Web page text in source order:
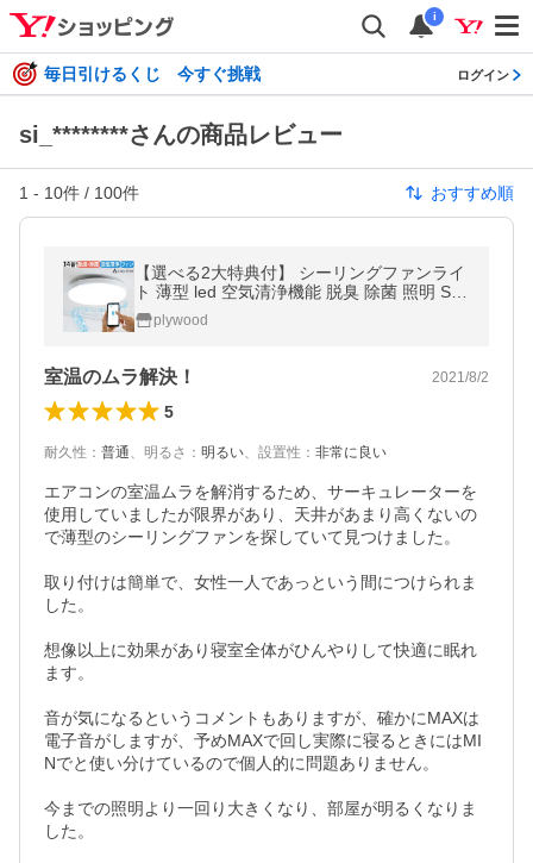
i
毎日引けるくじ 今すぐ挑戦 ログイン
si_********さんの商品レビュー
1 - 10件 / 100件 おすすめ順
【選べる2大特典付】 シーリングファンライ
ト 薄型 led 空気清浄機能 脱臭 除菌 照明 Sli
mac UZUKAZE3 LEDファンシーリングライ
ト FCE-570 ホワイト
plywood
室温のムラ解決！ 2021/8/2
5
耐久性 ： 普通、 明るさ ： 明るい、 設置性 ： 非常に良い
エアコンの室温ムラを解消するため、サーキュレーターを
使用していましたが限界があり、天井があまり高くないの
で薄型のシーリングファンを探していて見つけました。
取り付けは簡単で、女性一人であっという間につけられま
した。
想像以上に効果があり寝室全体がひんやりして快適に眠れ
ます。
音が気になるというコメントもありますが、確かにMAXは
電子音がしますが、予めMAXで回し実際に寝るときにはMI
Nでと使い分けているので個人的に問題ありません。
今までの照明より一回り大きくなり、部屋が明るくなりま
した。